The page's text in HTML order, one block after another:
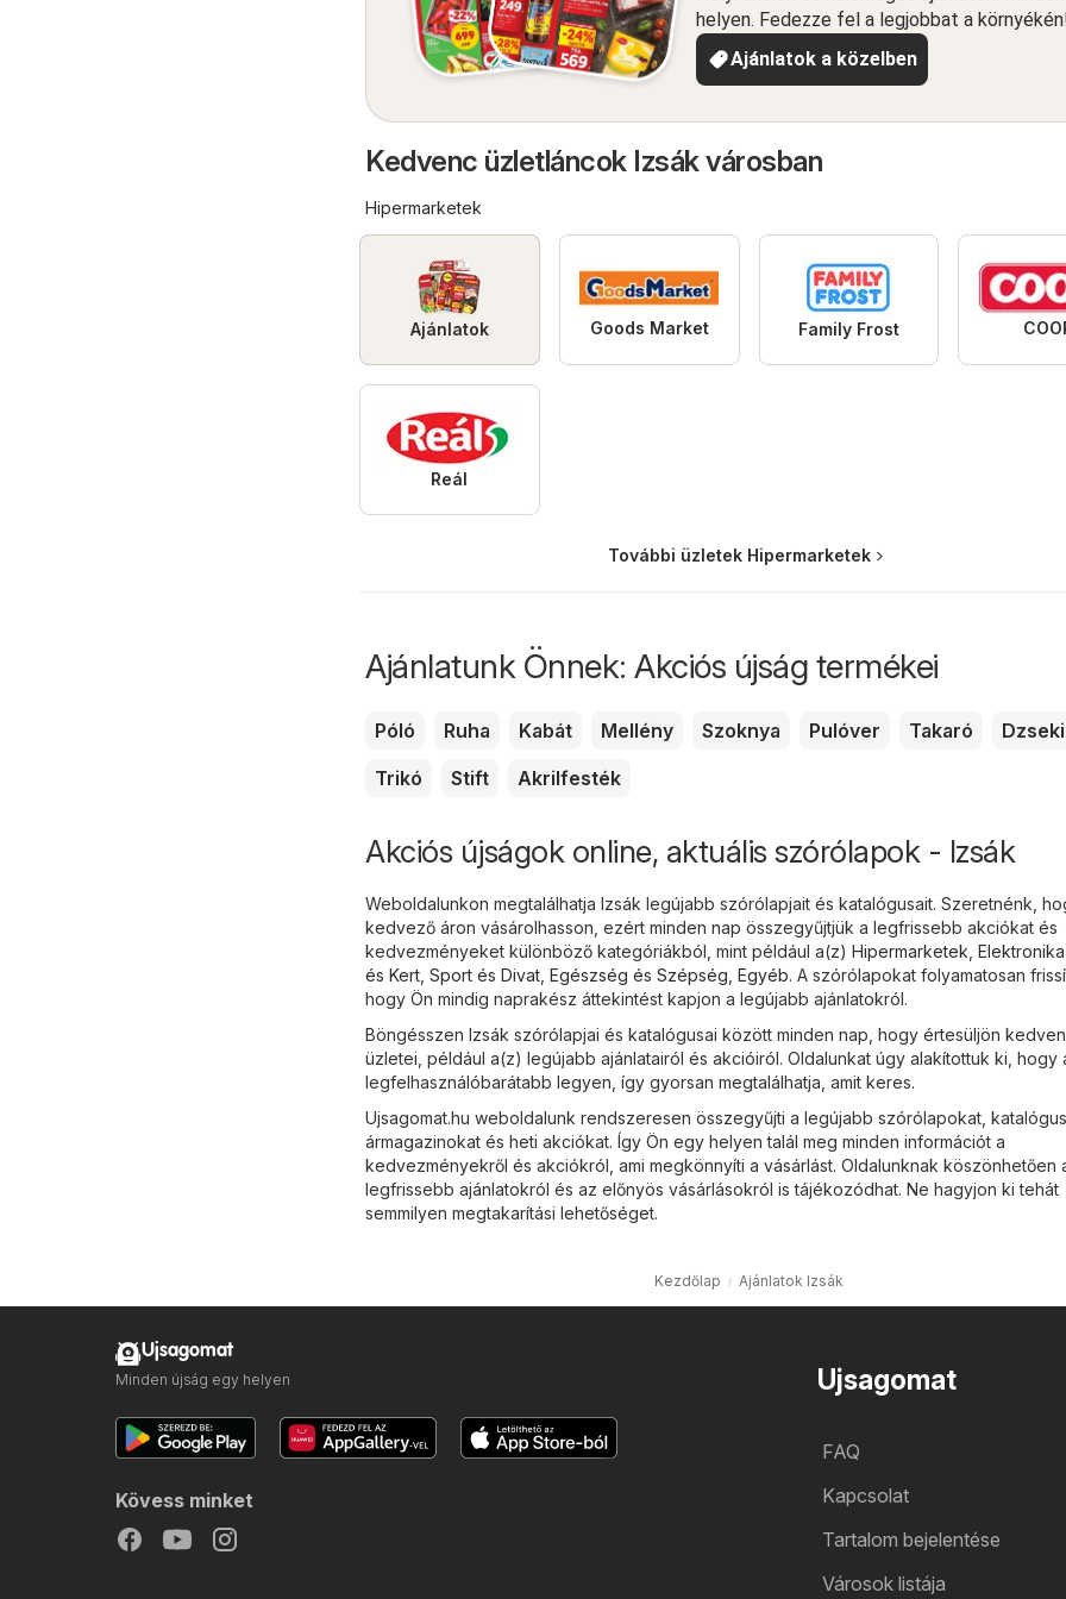
helyen. Fedezze fel a legjobbat a
Ajánlatok a közelben
Kedvenc üzletláncok Izsák városban
Hipermarketek
Ajánlatok Goods Market Family Frost
Reál
További üzletek Hipermarketek
Ajánlatunk Önnek: Akciós újság termékei
Póló Ruha Kabát Mellény Szoknya Pulóver Takaró
Dzseki
Trikó
Stift Akrilfesték
Akciós újságok online, aktuális szórólapok - Izsák
Weboldalunkon megtalálhatja Izsák legújabb szórólapjait és katalógusait. Szeretnénk,
kedvező áron vásárolhasson, ezért minden nap összegyűjtjük a legfrissebb akciókat és
kedvezményeket különböző kategóriákból, mint például a(z) Hipermarketek Elektronika
és Kert Sport és Divat Egészség és Szépség Egyéb. A szórólapokat folyamatosan
hogy Ön mindig naprakész áttekintést kapjon a legújabb ajánlatokról.
Böngésszen Izsák szórólapjai és katalógusai között minden nap, hogy értesüljön
üzletei, például a(z) legújabb ajánlatairól és akcióiról. Oldalunkat úgy alakítottuk ki, hogy
legfelhasználóbarátabb legyen, így gyorsan megtalálhatja, amit keres.
Ujsagomat.hu weboldalunk rendszeresen összegyűjti a legújabb szórólapokat,
ármagazinokat és heti akciókat. Így Ön egy helyen talál meg minden információt a
kedvezményekről és akciókról, ami megkönnyíti a vásárlást. Oldalunknak köszönhetően
legfrissebb ajánlatokról és az előnyös vásárlásokról is tájékozódhat. Ne hagyjon ki tehát
semmilyen megtakarítási lehetőséget.
Kezdőlap Ajánlatok Izsák
Ujsagomat
FAQ
Kapcsolat
Tartalom bejelentése
Városok listája
Ujsagomat
Minden újság egy helyen
Kövess minket